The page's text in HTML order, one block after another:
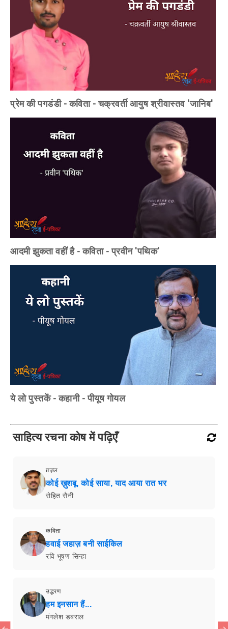
प्रेम की पगडंडी - कविता - चक्रवर्ती आयुष श्रीवास्तव 'जानिब'
आदमी झुकता वहीं है - कविता - प्रवीन 'पथिक'
ये लो पुस्तकें - कहानी - पीयूष गोयल
साहित्य रचना कोष में पढ़िएँ
ग़ज़ल
कोई ख़ुशबू, कोई साया, याद आया रात भर
रोहित सैनी
कविता
हवाई जहाज़ बनी साईकिल
रवि भूषण सिन्हा
उद्धरण
हम इनसान हैं...
मंगलेश डबराल